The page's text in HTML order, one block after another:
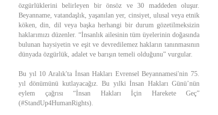
özgürlüklerini belirleyen bir önsöz ve 30 maddeden oluşur.
Beyanname, vatandaşlık, yaşanılan yer, cinsiyet, ulusal veya etnik
köken, din, dil veya başka herhangi bir durum gözetilmeksizin
haklarımızı düzenler. “İnsanlık ailesinin tüm üyelerinin doğasında
bulunan haysiyetin ve eşit ve devredilemez hakların tanınmasının
dünyada özgürlük, adalet ve barışın temeli olduğunu” vurgular.
Bu yıl 10 Aralık'ta İnsan Hakları Evrensel Beyannamesi'nin 75.
yıl dönümünü kutlayacağız. Bu yılki İnsan Hakları Günü’nün
eylem çağrısı “İnsan Hakları İçin Harekete Geç”
(#StandUp4HumanRights).